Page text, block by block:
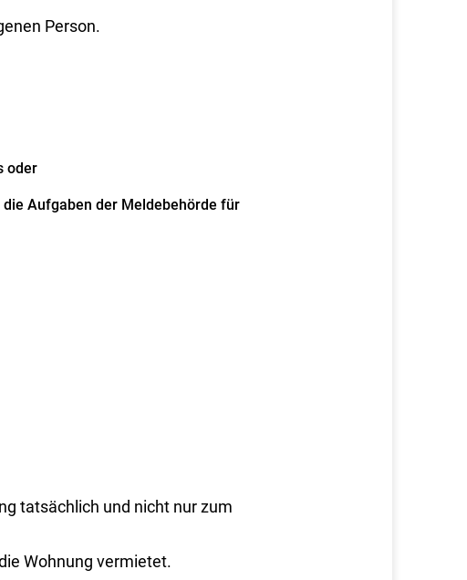
Person.
oder
Aufgaben der Meldebehörde für
tatsächlich und nicht nur zum
Wohnung vermietet.